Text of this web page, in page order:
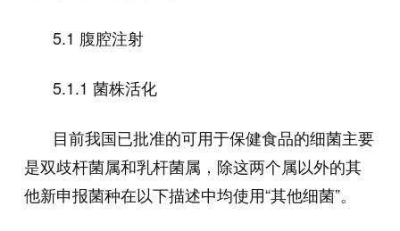
5.1 腹腔注射
5.1.1 菌株活化
目前我国已批准的可用于保健食品的细菌主要
是双歧杆菌属和乳杆菌属，除这两个属以外的其
他新申报菌种在以下描述中均使用“其他细菌”。